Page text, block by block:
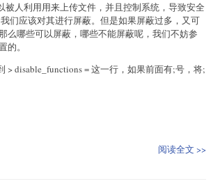
被人利用用来上传文件，并且控制系统，导致安全
们应该对其进行屏蔽。但是如果屏蔽过多，又可
么哪些可以屏蔽，哪些不能屏蔽呢，我们不妨参
的。
> disable_functions = 这一行，如果前面有;号，将;
阅读全文 >>